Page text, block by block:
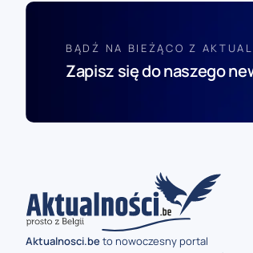
BĄDŹ NA BIEŻĄCO Z
Zapisz się do naszego
Aktualnosci.beto nowoczesny portal